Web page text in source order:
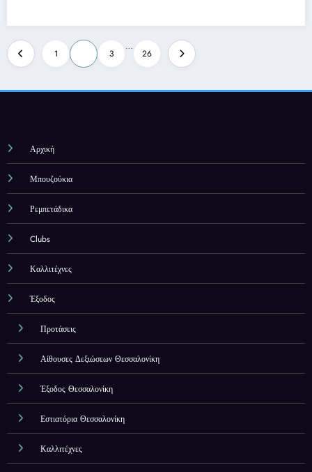
Σελιδοποίηση
άρθρων
1 3
…
26
Αρχική
Μπουζούκια
Ρεμπετάδικα
Clubs
Καλλιτέχνες
Έξοδος
Προτάσεις
Αίθουσες Δεξιώσεων Θεσσαλονίκη
Έξοδος Θεσσαλονίκη
Εστιατόρια Θεσσαλονίκη
Καλλιτέχνες